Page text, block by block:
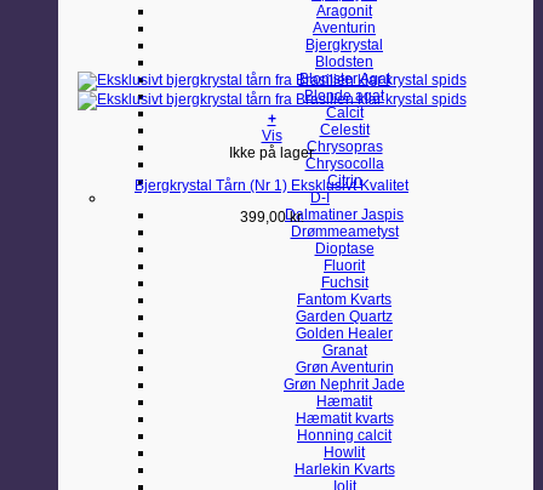
Aragonit
Aventurin
Bjergkrystal
Blodsten
Blomster Agat
Blonde agat
Calcit
Celestit
Chrysopras
Chrysocolla
Citrin
D-I
Dalmatiner Jaspis
Drømmeametyst
Dioptase
Fluorit
Fuchsit
Fantom Kvarts
Garden Quartz
Golden Healer
Granat
Grøn Aventurin
Grøn Nephrit Jade
Hæmatit
Hæmatit kvarts
Honning calcit
Howlit
Harlekin Kvarts
+
Vis
Ikke på lager
Bjergkrystal Tårn (Nr 1) Eksklusivt Kvalitet
399,00kr.